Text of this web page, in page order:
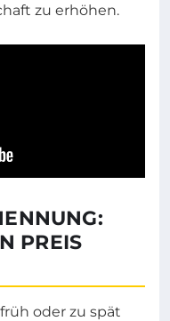
zu erhöhen.
PREIS
oder zu spät